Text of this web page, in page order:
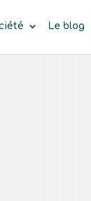
Le blog